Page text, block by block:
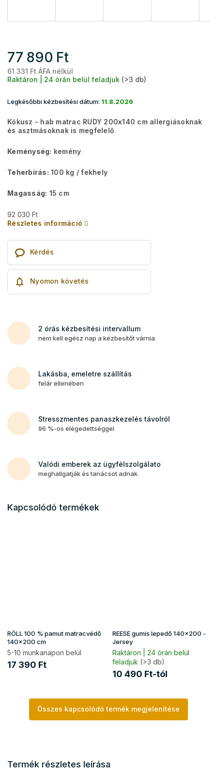
77 890 Ft
61 331 Ft ÁFA nélkül
Raktáron | 24 órán belül feladjuk (>3 db)
Legkésőbbi kézbesítési dátum: 11.8.2026
Kókusz - hab matrac RUDY 200x140 cm allergiásoknak
és asztmásoknak is megfelelő
Keménység: kemény
Teherbírás: 100 kg ​​​​/ fekhely
Magasság: 15 cm
92 030 Ft
Részletes információ
Kérdés
Nyomon követés
2 órás kézbesítési intervallum
nem kell egész nap a kézbesítőt várnia
Lakásba, emeletre szállítás
felár ellenében
Stresszmentes panaszkezelés távolról
96 %-os elégedettséggel
Valódi emberek az ügyfélszolgálato
meghallgatják és tanácsot adnak
Kapcsolódó termékek
RÓLL 100 % pamut matracvédő
140x200 cm
5-10 munkanapon belül
17 390 Ft
REESE gumis lepedő 140x200 -
Jersey
Raktáron | 24 órán belül
feladjuk (>3 db)
10 490 Ft-tól
Összes kapcsolódó termék megjelenítése
Termék részletes leírása